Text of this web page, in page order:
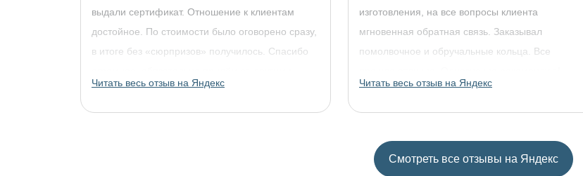
выдали сертификат. Отношение к клиентам
достойное. По стоимости было оговорено сразу,
в итоге без «сюрпризов» получилось. Спасибо
украшениями!
Читать весь отзыв на Яндекс
изготовления, на все вопросы клиента
мгновенная обратная связь. Заказывал
помолвочное и обручальные кольца. Все
Читать весь отзыв на Яндекс
Смотреть все отзывы на Яндекс